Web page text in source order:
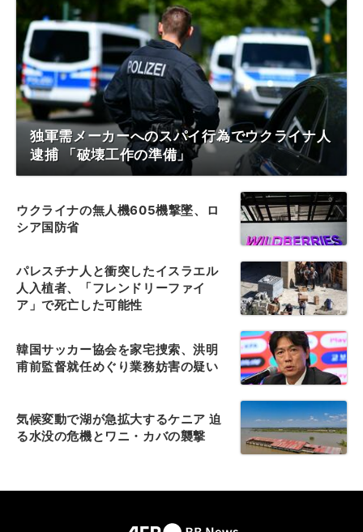
独軍需メーカーへのスパイ行為でウクライナ人
逮捕 「破壊工作の準備」
ウクライナの無人機605機撃墜、ロ
シア国防省
パレスチナ人と衝突したイスラエル
人入植者、「フレンドリーファイ
ア」で死亡した可能性
韓国サッカー協会を家宅捜索、洪明
甫前監督就任めぐり業務妨害の疑い
気候変動で湖が急拡大するケニア 迫
る水没の危機とワニ・カバの襲撃